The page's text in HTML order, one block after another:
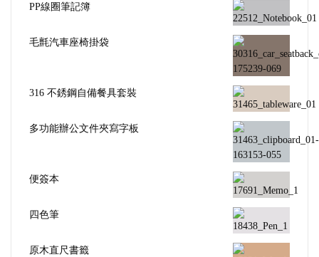
PP線圈筆記簿
毛氈汽車座椅掛袋
316 不銹鋼自備餐具套裝
多功能辦公文件夾寫字板
便簽本
四色筆
原木直尺書籤